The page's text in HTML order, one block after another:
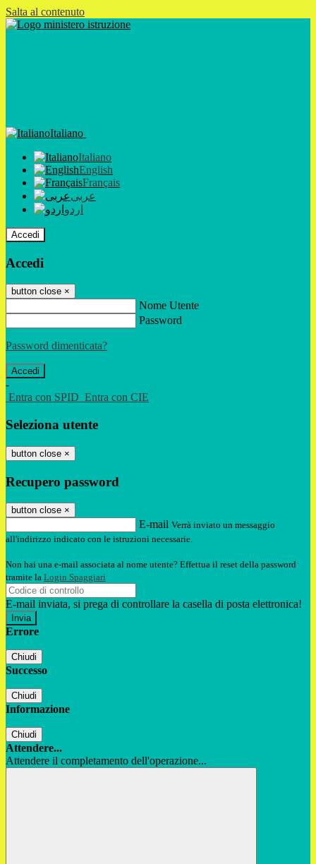
Salta al contenuto
Italiano
Italiano
English
Français
عربى
اردو
Accedi
Accedi
button close ×
Nome Utente
Password
Password dimenticata?
-
Entra con SPID Entra con CIE
Seleziona utente
button close ×
Recupero password
button close ×
E-mail Verrà inviato un messaggio
all'indirizzo indicato con le istruzioni necessarie.
Non hai una e-mail associata al nome utente? Effettua il reset della password
tramite la Login Spaggiari
E-mail inviata, si prega di controllare la casella di posta elettronica!
Errore
Chiudi
Successo
Chiudi
Informazione
Chiudi
Attendere...
Attendere il completamento dell'operazione...